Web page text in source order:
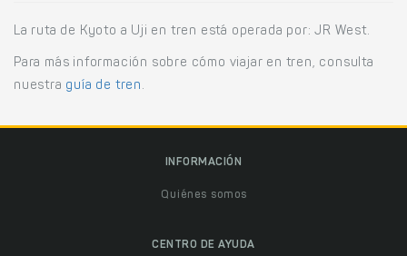
La ruta de Kyoto a Uji en tren está operada por: JR West.
Para más información sobre cómo viajar en tren, consulta
nuestra guía de tren .
INFORMACIÓN
Quiénes somos
CENTRO DE AYUDA